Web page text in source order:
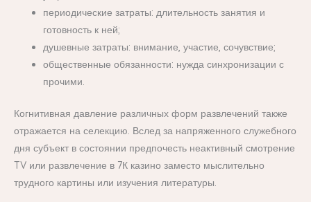
периодические затраты: длительность занятия и
готовность к ней;
душевные затраты: внимание, участие, сочувствие;
общественные обязанности: нужда синхронизации с
прочими.
Когнитивная давление различных форм развлечений также
отражается на селекцию. Вслед за напряженного служебного
дня субъект в состоянии предпочесть неактивный смотрение
TV или развлечение в 7К казино заместо мыслительно
трудного картины или изучения литературы.